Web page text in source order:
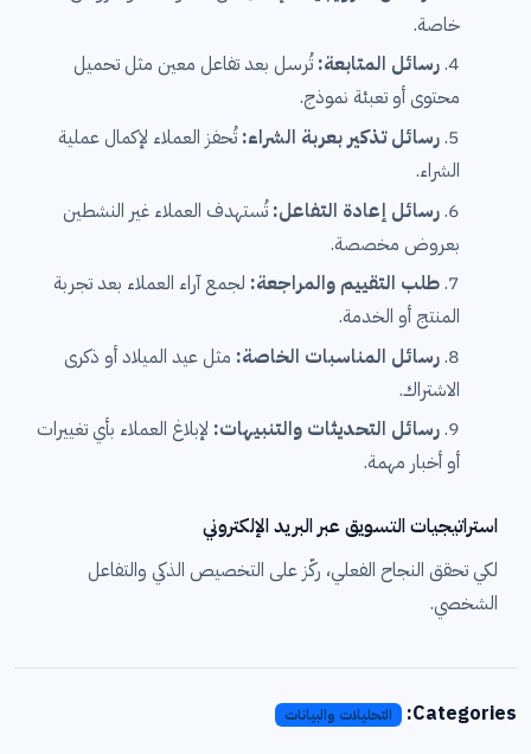
خاصة.
رسائل المتابعة:تُرسل بعد تفاعل معين مثل تحميل
محتوى أو تعبئة نموذج.
رسائل تذكير بعربة الشراء:تُحفز العملاء لإكمال عملية
الشراء.
رسائل إعادة التفاعل:تُستهدف العملاء غير النشطين
بعروض مخصصة.
طلب التقييم والمراجعة: لجمع آراء العملاء بعد تجربة
المنتج أو الخدمة.
رسائل المناسبات الخاصة: مثل عيد الميلاد أو ذكرى
الاشتراك.
رسائل التحديثات والتنبيهات: لإبلاغ العملاء بأي تغييرات
أو أخبار مهمة.
استراتيجيات التسويق عبر البريد الإلكتروني
لكي تحقق النجاح الفعلي، ركّز على التخصيص الذكي والتفاعل
الشخصي.
Categories: التحليلات والبيانات